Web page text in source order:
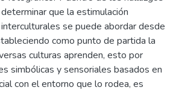
que la estimulación
se puede abordar desde
como punto de partida la
culturas aprenden, esto por
simbólicas y sensoriales basados en
con el entorno que lo rodea, es